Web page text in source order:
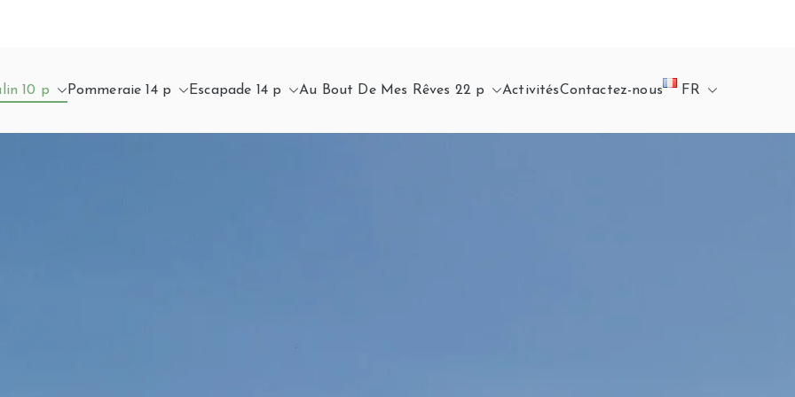
10 p Pommeraie 14 p Escapade 14 p Au Bout De Mes Rêves 22 p ActivitésContactez-nous FR